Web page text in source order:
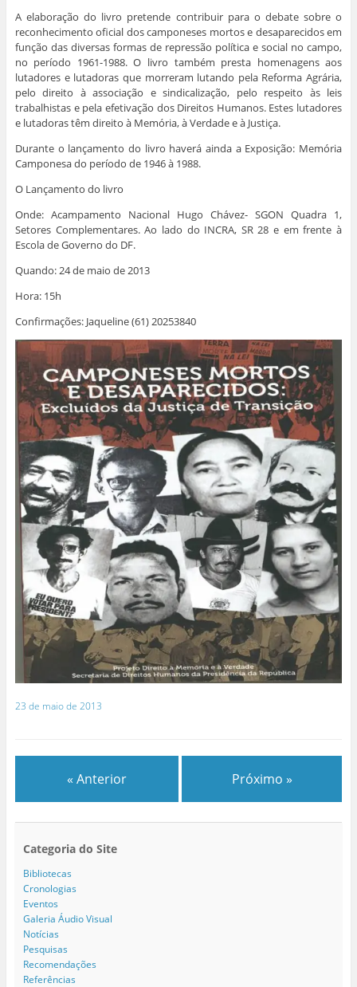
A elaboração do livro pretende contribuir para o debate sobre o
reconhecimento oficial dos camponeses mortos e desaparecidos em
função das diversas formas de repressão política e social no campo,
no período 1961-1988. O livro também presta homenagens aos
lutadores e lutadoras que morreram lutando pela Reforma Agrária,
pelo direito à associação e sindicalização, pelo respeito às leis
trabalhistas e pela efetivação dos Direitos Humanos. Estes lutadores
e lutadoras têm direito à Memória, à Verdade e à Justiça.
Durante o lançamento do livro haverá ainda a Exposição: Memória
Camponesa do período de 1946 à 1988.
O Lançamento do livro
Onde: Acampamento Nacional Hugo Chávez- SGON Quadra 1,
Setores Complementares. Ao lado do INCRA, SR 28 e em frente à
Escola de Governo do DF.
Quando: 24 de maio de 2013
Hora: 15h
Confirmações: Jaqueline (61) 20253840
23 de maio de 2013
« Anterior Próximo »
Categoria do Site
Bibliotecas
Cronologias
Eventos
Galeria Áudio Visual
Notícias
Pesquisas
Recomendações
Referências